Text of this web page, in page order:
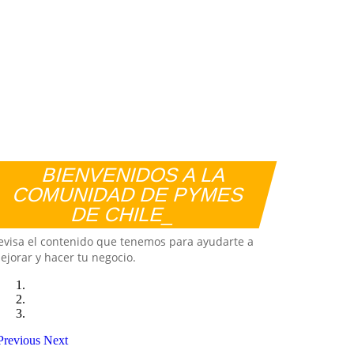
BIENVENIDOS A LA
COMUNIDAD DE PYMES
DE CHILE_
el contenido que tenemos para ayudarte a
y hacer tu negocio.